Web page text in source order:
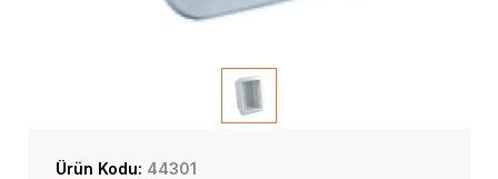
Ürün Kodu: 44301